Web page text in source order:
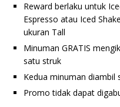
Reward berlaku untuk
Espresso atau Iced
ukuran Tall
Minuman GRATIS
satu struk
Kedua minuman diambil
Promo tidak dapat